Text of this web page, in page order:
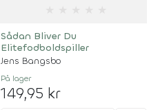
Sådan Bliver Du
Elitefodboldspiller
Jens Bangsbo
På lager
149,95 kr